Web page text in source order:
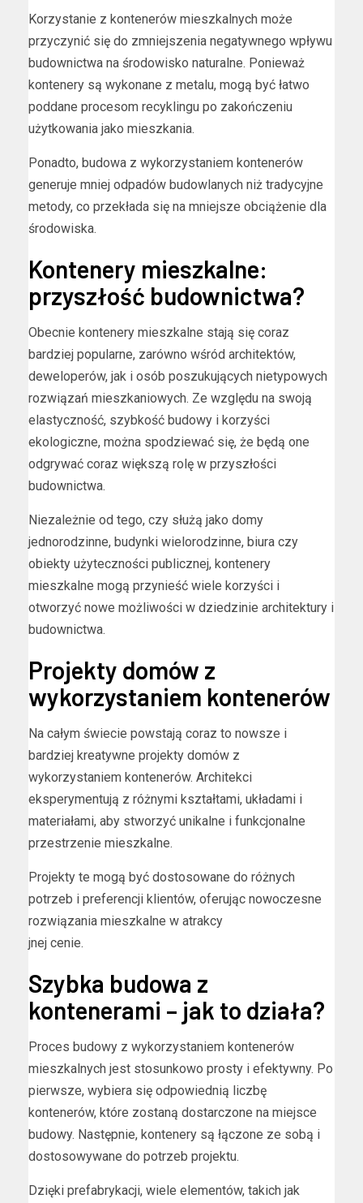
Korzystanie z kontenerów mieszkalnych może
przyczynić się do zmniejszenia negatywnego wpływu
budownictwa na środowisko naturalne. Ponieważ
kontenery są wykonane z metalu, mogą być łatwo
poddane procesom recyklingu po zakończeniu
użytkowania jako mieszkania.
Ponadto, budowa z wykorzystaniem kontenerów
generuje mniej odpadów budowlanych niż tradycyjne
metody, co przekłada się na mniejsze obciążenie dla
środowiska.
Kontenery mieszkalne:
przyszłość budownictwa?
Obecnie kontenery mieszkalne stają się coraz
bardziej popularne, zarówno wśród architektów,
deweloperów, jak i osób poszukujących nietypowych
rozwiązań mieszkaniowych. Ze względu na swoją
elastyczność, szybkość budowy i korzyści
ekologiczne, można spodziewać się, że będą one
odgrywać coraz większą rolę w przyszłości
budownictwa.
Niezależnie od tego, czy służą jako domy
jednorodzinne, budynki wielorodzinne, biura czy
obiekty użyteczności publicznej, kontenery
mieszkalne mogą przynieść wiele korzyści i
otworzyć nowe możliwości w dziedzinie architektury i
budownictwa.
Projekty domów z
wykorzystaniem kontenerów
Na całym świecie powstają coraz to nowsze i
bardziej kreatywne projekty domów z
wykorzystaniem kontenerów. Architekci
eksperymentują z różnymi kształtami, układami i
materiałami, aby stworzyć unikalne i funkcjonalne
przestrzenie mieszkalne.
Projekty te mogą być dostosowane do różnych
potrzeb i preferencji klientów, oferując nowoczesne
rozwiązania mieszkalne w atrakcy
jnej cenie.
Szybka budowa z
kontenerami – jak to działa?
Proces budowy z wykorzystaniem kontenerów
mieszkalnych jest stosunkowo prosty i efektywny. Po
pierwsze, wybiera się odpowiednią liczbę
kontenerów, które zostaną dostarczone na miejsce
budowy. Następnie, kontenery są łączone ze sobą i
dostosowywane do potrzeb projektu.
Dzięki prefabrykacji, wiele elementów, takich jak